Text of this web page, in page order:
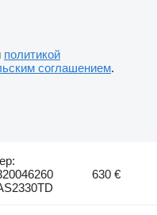
политикой
соглашением.
630 €